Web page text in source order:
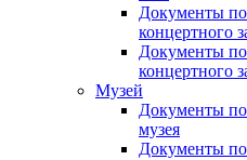
Документы
концертного
Документы по
концертного
Музей
Документы по
музея
Документы по